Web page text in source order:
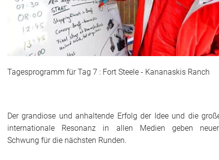
Tagesprogramm für Tag 7 : Fort Steele - Kananaskis Ranch
Der grandiose und anhaltende Erfolg der Idee und die
internationale Resonanz in allen Medien geben
Schwung für die nächsten Runden.